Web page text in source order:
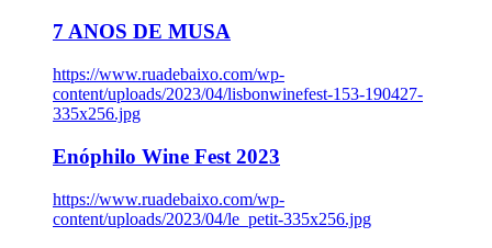
7 ANOS DE MUSA
https://www.ruadebaixo.com/wp-
content/uploads/2023/04/lisbonwinefest-153-190427-
335x256.jpg
Enóphilo Wine Fest 2023
https://www.ruadebaixo.com/wp-
content/uploads/2023/04/le_petit-335x256.jpg